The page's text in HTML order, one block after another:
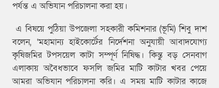
পর্যন্ত এ অভিযান পরিচালনা করা হয়।
এ বিষয়ে পুঠিয়া উপজেলা সহকারী কমিশনার (ভূমি) শিবু দাশ
বলেন, ‘মহামান্য হাইকোর্টের নির্দেশনা অনুযায়ী আবাদযোগ্য
কৃষিজমির টপসয়েল কাটা সম্পূর্ণ নিষিদ্ধ। কিন্তু বড় সেনবাগ
এলাকায় অবৈধভাবে ফসলি জমির মাটি কাটার খবর পেয়ে
আমরা অভিযান পরিচালনা করি। এ সময় মাটি কাটার কাজে